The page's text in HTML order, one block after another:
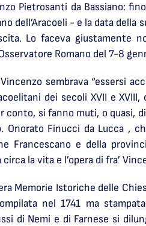
Pietrosanti da Bassiano:
dell’Aracoeli - e la data della
Lo faceva giustamente
Romano del 7-8
sembrava “essersi
dei secoli XVII e XVIII,
si fanno muti, o quasi,
Onorato Finucci da Lucca ,
Francescano e della
la vita e l’opera di fra’
Memorie Istoriche delle
nel 1741 ma
di Nemi e di Farnese si